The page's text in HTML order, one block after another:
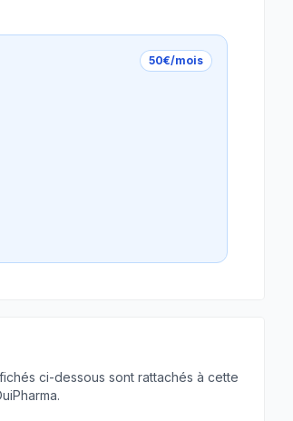
50€/mois
ci-dessous sont rattachés à cette